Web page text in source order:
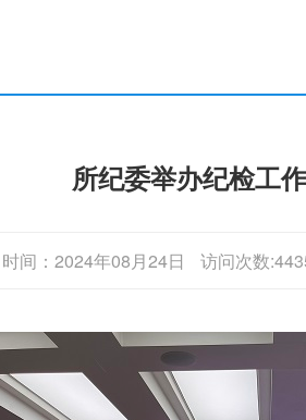
所纪委举办纪检工
时间：2024年08月24日 访问次数